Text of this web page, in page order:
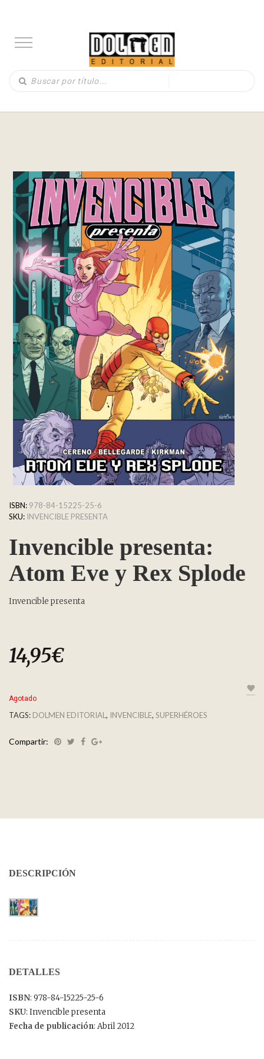
ISBN: 978-84-15225-25-6
SKU: INVENCIBLE PRESENTA
Invencible presenta:
Atom Eve y Rex Splode
Invencible presenta
14,95€
Agotado
TAGS: DOLMEN EDITORIAL , INVENCIBLE, SUPERHÉROES
Compartir:
DESCRIPCIÓN
DETALLES
ISBN: 978-84-15225-25-6
SKU: Invencible presenta
Fecha de publicación: Abril 2012